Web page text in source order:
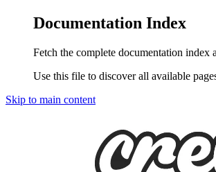
Documentation Index
Fetch the complete documentation index
Use this file to discover all available
Skip to main content